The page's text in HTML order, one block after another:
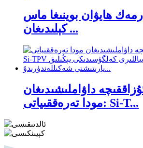
ھايۋان بوينىغا ماس
كېلىدىغان ...
داۋاملىشىدىغان
مودا تەرەققىياتى: Si-T...